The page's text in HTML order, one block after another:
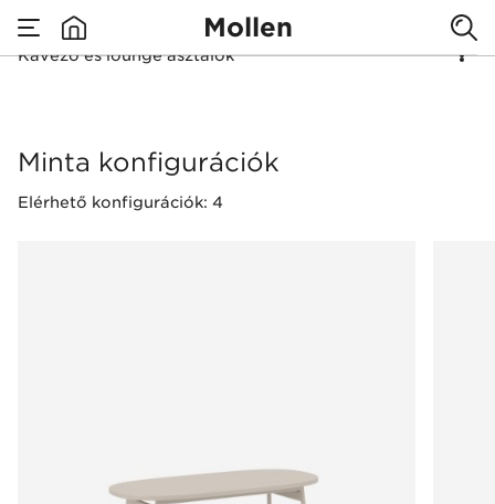
Mollen
Kávézó és lounge asztalok
Kávézó és lounge
Minta konfigurációk
Elérhető konfigurációk: 4